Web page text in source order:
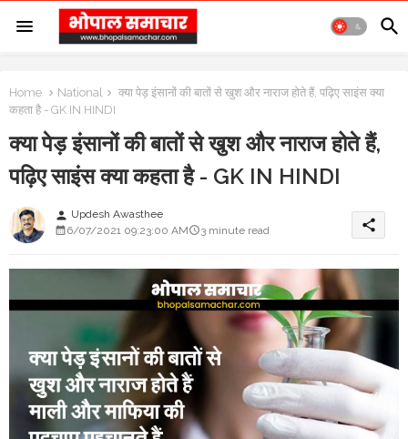
Home National
क्या पेड़ इंसानों की बातों से खुश और नाराज होते हैं, पढ़िए साइंस क्या
कहता है - GK IN HINDI
क्या पेड़ इंसानों की बातों से खुश और नाराज होते हैं,
पढ़िए साइंस क्या कहता है - GK IN HINDI
person Updesh Awasthee
6/07/2021 09:23:00 AM
3 minute read share